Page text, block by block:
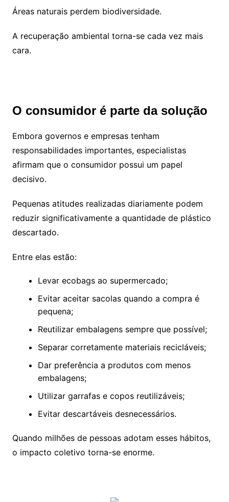
Áreas naturais perdem biodiversidade.
A recuperação ambiental torna-se cada vez mais
cara.
O consumidor é parte da solução
Embora governos e empresas tenham
responsabilidades importantes, especialistas
afirmam que o consumidor possui um papel
decisivo.
Pequenas atitudes realizadas diariamente podem
reduzir significativamente a quantidade de plástico
descartado.
Entre elas estão:
Levar ecobags ao supermercado;
Evitar aceitar sacolas quando a compra é
pequena;
Reutilizar embalagens sempre que possível;
Separar corretamente materiais recicláveis;
Dar preferência a produtos com menos
embalagens;
Utilizar garrafas e copos reutilizáveis;
Evitar descartáveis desnecessários.
Quando milhões de pessoas adotam esses hábitos,
o impacto coletivo torna-se enorme.